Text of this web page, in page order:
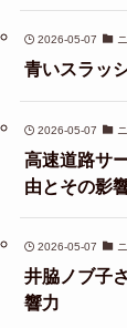
2026-05-07
青いスラッ
2026-05-07
高速道路サ
由とその影
2026-05-07
井脇ノブ子
響力